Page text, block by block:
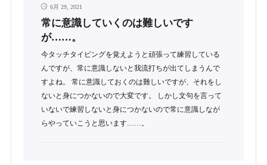
6月 29, 2021
常に意識していくのは難しいです
が……。
今タッチタイピングを覚えようと頑張って練習している
んですが、常に意識しないと我流打ちが出てしまうんで
すよね。 常に意識しておくのは難しいですが、それをし
ないと身につかないので大変です。 しかし文句を言って
いないで練習しないと身につかないので常に意識しなが
らやっていこうと思います……。